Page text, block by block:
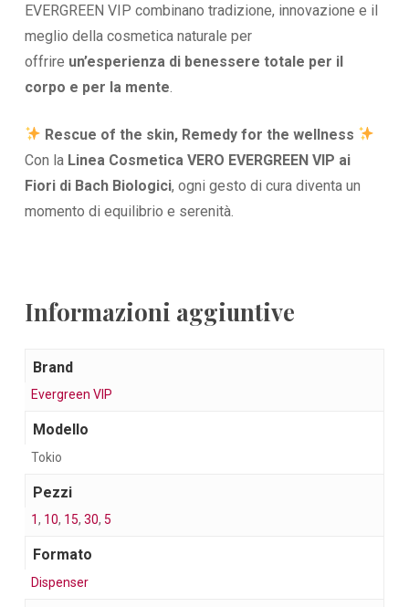
EVERGREEN VIP combinano tradizione, innovazione e il
meglio della cosmetica naturale per
offrire un’esperienza di benessere totale per il
corpo e per la mente
Rescue of the skin, Remedy for the wellness
Con la Linea Cosmetica VERO EVERGREEN VIP ai
Fiori di Bach Biologici, ogni gesto di cura diventa un
momento di equilibrio e serenità.
Informazioni aggiuntive
Brand
Evergreen VIP
Modello
Tokio
Pezzi
1, 10, 15, 30, 5
Formato
Dispenser